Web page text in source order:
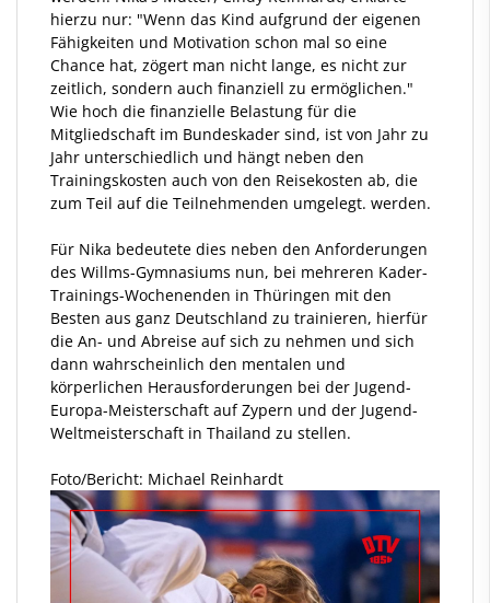
hierzu nur: "Wenn das Kind aufgrund der eigenen
Fähigkeiten und Motivation schon mal so eine
Chance hat, zögert man nicht lange, es nicht zur
zeitlich, sondern auch finanziell zu ermöglichen."
Wie hoch die finanzielle Belastung für die
Mitgliedschaft im Bundeskader sind, ist von Jahr zu
Jahr unterschiedlich und hängt neben den
Trainingskosten auch von den Reisekosten ab, die
zum Teil auf die Teilnehmenden umgelegt. werden.
Für Nika bedeutete dies neben den Anforderungen
des Willms-Gymnasiums nun, bei mehreren Kader-
Trainings-Wochenenden in Thüringen mit den
Besten aus ganz Deutschland zu trainieren, hierfür
die An- und Abreise auf sich zu nehmen und sich
dann wahrscheinlich den mentalen und
körperlichen Herausforderungen bei der Jugend-
Europa-Meisterschaft auf Zypern und der Jugend-
Weltmeisterschaft in Thailand zu stellen.
Foto/Bericht: Michael Reinhardt